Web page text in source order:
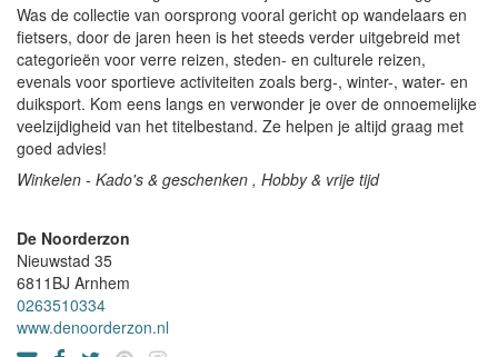
Was de collectie van oorsprong vooral gericht op wandelaars en
fietsers, door de jaren heen is het steeds verder uitgebreid met
categorieën voor verre reizen, steden- en culturele reizen,
evenals voor sportieve activiteiten zoals berg-, winter-, water- en
duiksport. Kom eens langs en verwonder je over de onnoemelijke
veelzijdigheid van het titelbestand. Ze helpen je altijd graag met
goed advies!
Winkelen - Kado's & geschenken , Hobby & vrije tijd
De Noorderzon
Nieuwstad 35
6811BJ Arnhem
0263510334
www.denoorderzon.nl